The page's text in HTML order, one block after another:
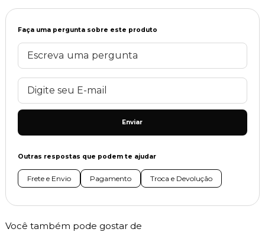
Faça uma pergunta sobre este produto
Enviar
Outras respostas que podem te ajudar
Frete e Envio Pagamento Troca e Devolução
Você também pode gostar de